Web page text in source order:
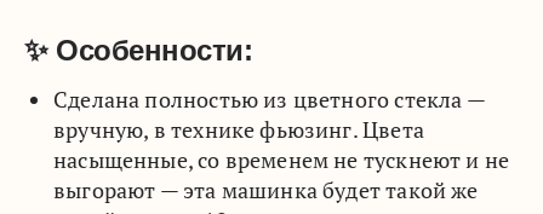
✨ Особенности:
Сделана полностью из цветного стекла —
вручную, в технике фьюзинг. Цвета
насыщенные, со временем не тускнеют и не
выгорают — эта машинка будет такой же